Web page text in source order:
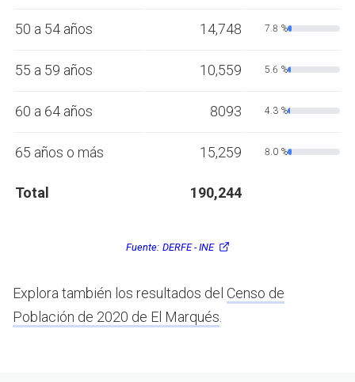
50 a 54 años 14,748 7.8 %
55 a 59 años 10,559 5.6 %
60 a 64 años 8093 4.3 %
65 años o más 15,259 8.0 %
Total 190,244
Fuente: DERFE - INE
Explora también los resultados del Censo de
Población de 2020 de El Marqués